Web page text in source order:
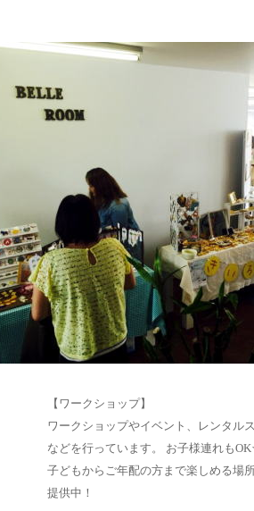
【ワークショップ】
ワークショップやイベント、レンタル
などを行っています。 お子様連れも
子どもからご年配の方まで楽しめる場
提供中！